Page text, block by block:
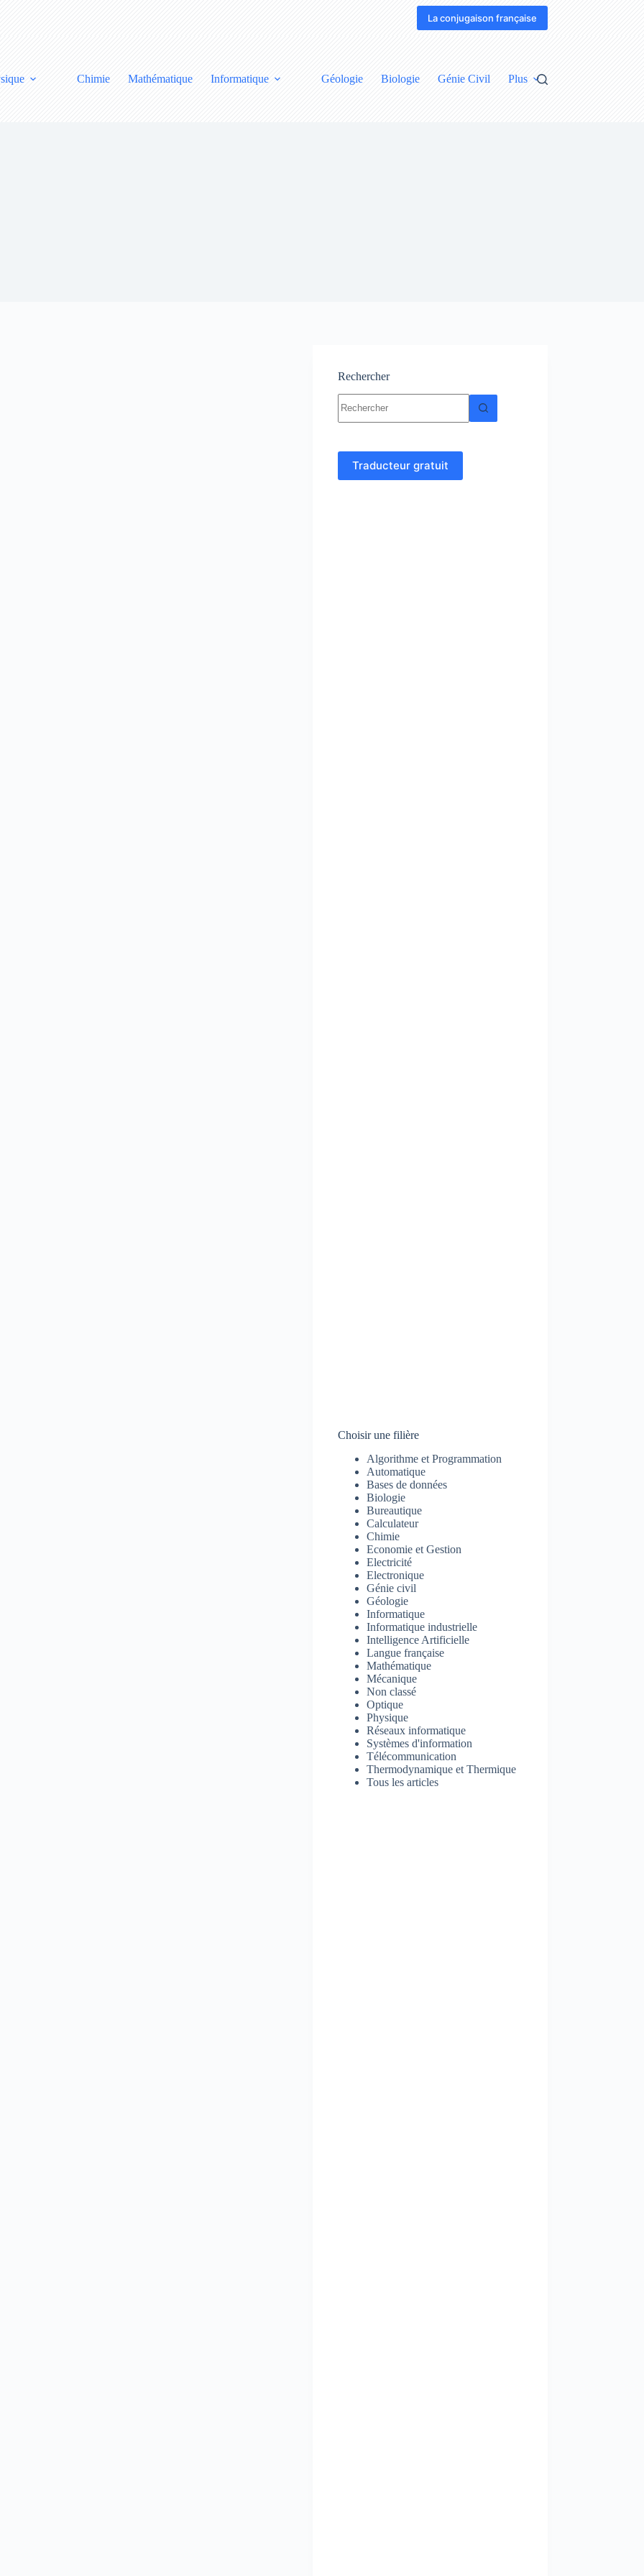
La conjugaison française
Chimie Mathématique Informatique Géologie Biologie Génie Civil Plus
Rechercher
résultat
Traducteur gratuit
Choisir une filière
Algorithme et Programmation
Automatique
Bases de données
Biologie
Bureautique
Calculateur
Chimie
Economie et Gestion
Electricité
Electronique
Génie civil
Géologie
Informatique
Informatique industrielle
Intelligence Artificielle
Langue française
Mathématique
Mécanique
Non classé
Optique
Physique
Réseaux informatique
Systèmes d'information
Télécommunication
Thermodynamique et Thermique
Tous les articles